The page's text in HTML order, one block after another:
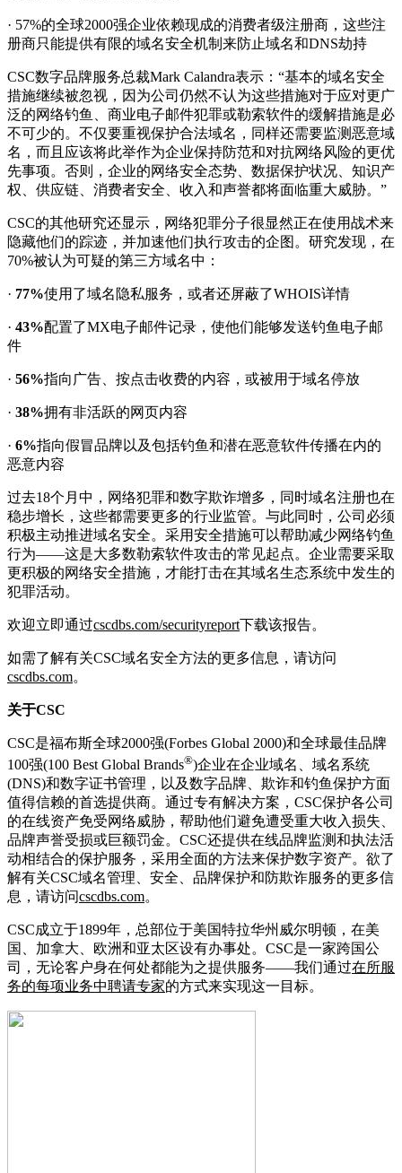
· 57%的全球2000强企业依赖现成的消费者级注册商，这些注
册商只能提供有限的域名安全机制来防止域名和DNS劫持
CSC数字品牌服务总裁Mark Calandra表示：“基本的域名安全
措施继续被忽视，因为公司仍然不认为这些措施对于应对更广
泛的网络钓鱼、商业电子邮件犯罪或勒索软件的缓解措施是必
不可少的。不仅要重视保护合法域名，同样还需要监测恶意域
名，而且应该将此举作为企业保持防范和对抗网络风险的更优
先事项。否则，企业的网络安全态势、数据保护状况、知识产
权、供应链、消费者安全、收入和声誉都将面临重大威胁。”
CSC的其他研究还显示，网络犯罪分子很显然正在使用战术来
隐藏他们的踪迹，并加速他们执行攻击的企图。研究发现，在
70%被认为可疑的第三方域名中：
· 77%使用了域名隐私服务，或者还屏蔽了WHOIS详情
· 43%配置了MX电子邮件记录，使他们能够发送钓鱼电子邮
件
· 56%指向广告、按点击收费的内容，或被用于域名停放
· 38%拥有非活跃的网页内容
· 6%指向假冒品牌以及包括钓鱼和潜在恶意软件传播在内的
恶意内容
过去18个月中，网络犯罪和数字欺诈增多，同时域名注册也在
稳步增长，这些都需要更多的行业监管。与此同时，公司必须
积极主动推进域名安全。采用安全措施可以帮助减少网络钓鱼
行为——这是大多数勒索软件攻击的常见起点。企业需要采取
更积极的网络安全措施，才能打击在其域名生态系统中发生的
犯罪活动。
欢迎立即通过cscdbs.com/securityreport下载该报告。
如需了解有关CSC域名安全方法的更多信息，请访问
cscdbs.com。
关于CSC
CSC是福布斯全球2000强(Forbes Global 2000)和全球最佳品牌
100强(100 Best Global Brands®)企业在企业域名、域名系统
(DNS)和数字证书管理，以及数字品牌、欺诈和钓鱼保护方面
值得信赖的首选提供商。通过专有解决方案，CSC保护各公司
的在线资产免受网络威胁，帮助他们避免遭受重大收入损失、
品牌声誉受损或巨额罚金。CSC还提供在线品牌监测和执法活
动相结合的保护服务，采用全面的方法来保护数字资产。欲了
解有关CSC域名管理、安全、品牌保护和防欺诈服务的更多信
息，请访问cscdbs.com。
CSC成立于1899年，总部位于美国特拉华州威尔明顿，在美
国、加拿大、欧洲和亚太区设有办事处。CSC是一家跨国公
司，无论客户身在何处都能为之提供服务——我们通过在所服
务的每项业务中聘请专家的方式来实现这一目标。